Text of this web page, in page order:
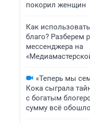
покорил женщин
Как
благо? Разберем
мессенджера на
«Теперь мы
Кока сыграла
с богатым
сумму всё